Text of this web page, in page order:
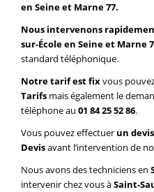
en Seine et Marne 77.
Nous intervenons
sur-École en Seine et Marne
standard téléphonique.
Notre tarif est fixvous
Tarifs mais également le
téléphone au 01 84 25 52 86.
Vous pouvez effectuer un
Devisavant l’intervention de
Nous avons des techniciens en
intervenir chez vous àSaint-